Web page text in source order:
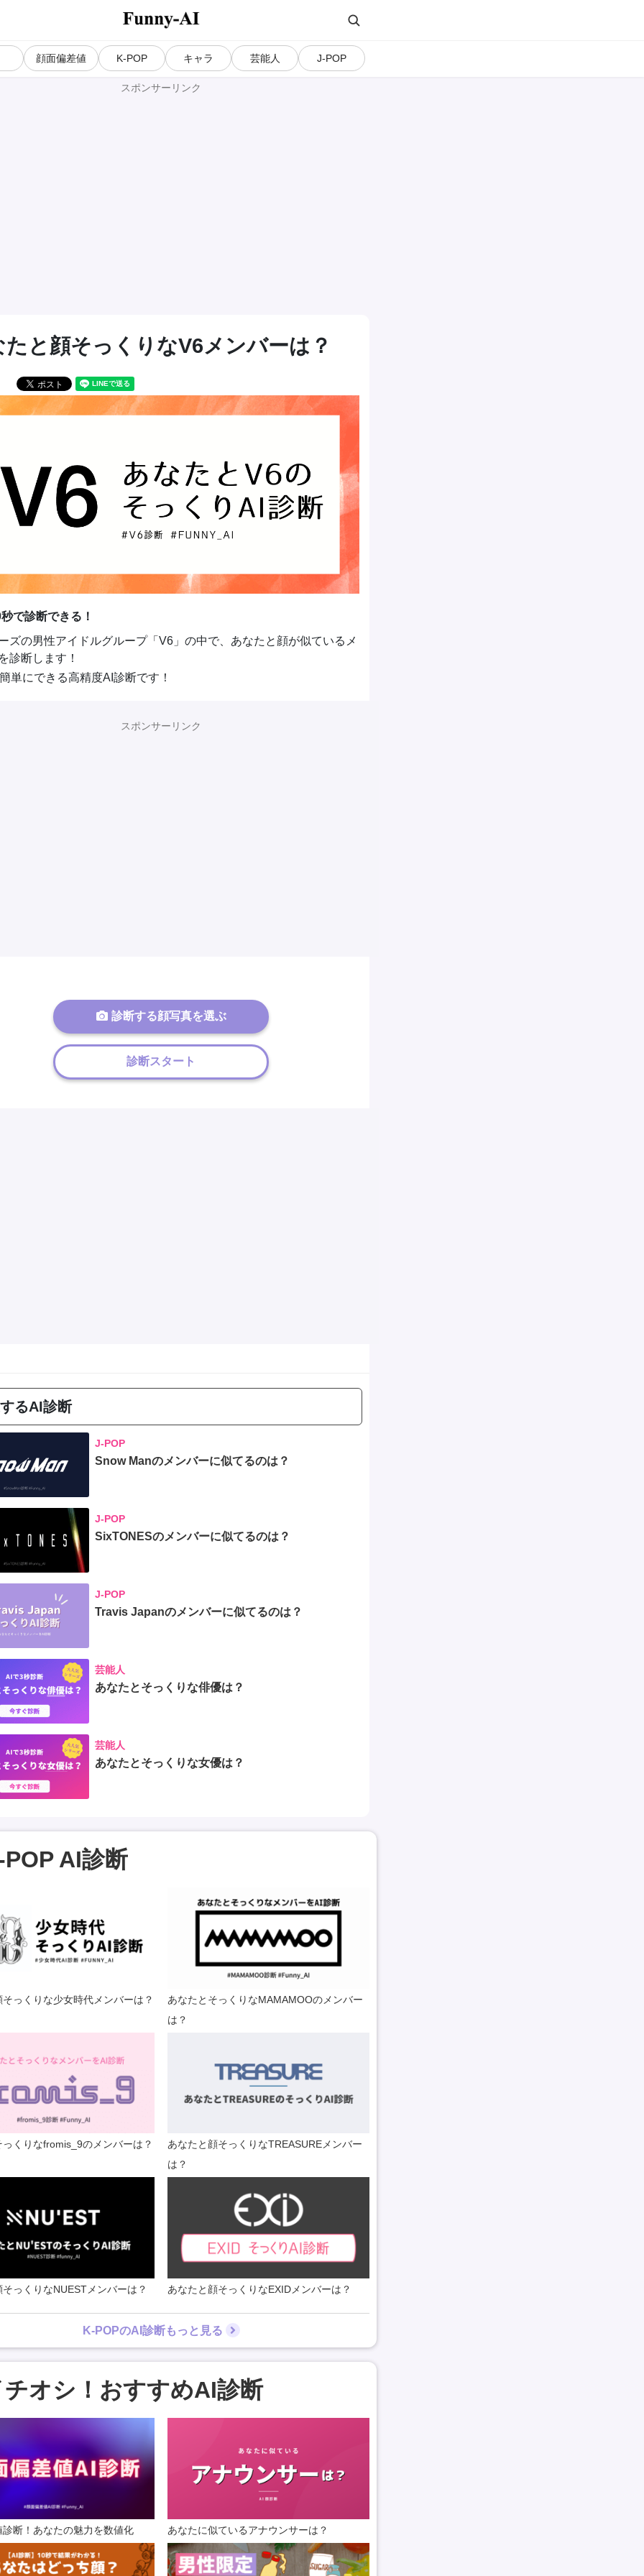
顔面偏差値 K-POP キャラ 芸能人 J-POP
スポンサーリンク
たと顔そっくりなV6メンバーは？
で診断できる！
ズの男性アイドルグループ「V6」の中で、あなたと顔が似ているメ
診断します！
単にできる高精度AI診断です！
スポンサーリンク
診断する顔写真を選ぶ
診断スタート
るAI診断
J-POP
Snow Manのメンバーに似てるのは？
J-POP
SixTONESのメンバーに似てるのは？
J-POP
Travis Japanのメンバーに似てるのは？
芸能人
あなたとそっくりな俳優は？
芸能人
あなたとそっくりな女優は？
AI診断
っくりな少女時代メンバーは？
あなたとそっくりなMAMAMOOのメンバー
は？
くりなfromis_9のメンバーは？
あなたと顔そっくりなTREASUREメンバー
は？
っくりなNUESTメンバーは？ あなたと顔そっくりなEXIDメンバーは？
K-POPのAI診断もっと見る
オシ！おすすめAI診断
診断！あなたの魅力を数値化 あなたに似ているアナウンサーは？